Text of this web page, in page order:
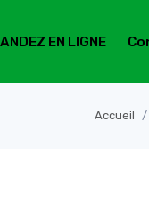
EN LIGNE
Accueil